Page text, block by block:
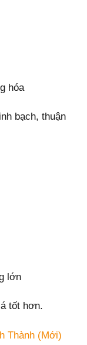
hóa
bạch, thuận
lớn
tốt hơn.
Thành (Mới)